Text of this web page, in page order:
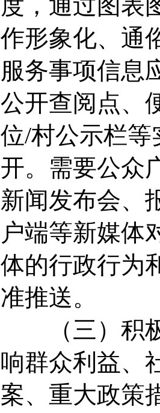
度，通过图表
作形象化、通
服务事项信息
公开查阅点、
位/村公示栏等
开。需要公众
新闻发布会、
户端等新媒体
体的行政行为
准推送。
（三）积极
响群众利益、
案、重大政策